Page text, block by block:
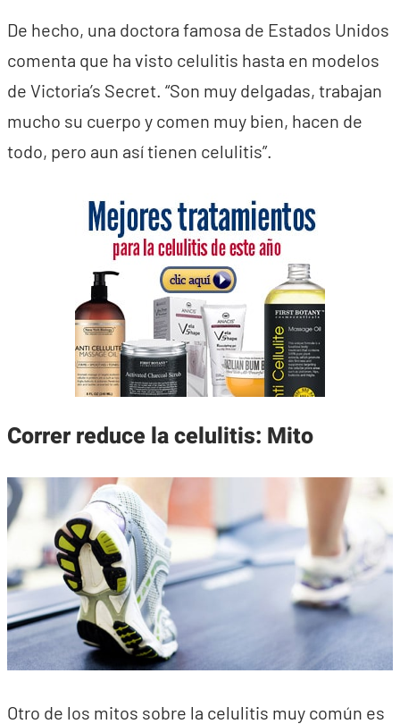
De hecho, una doctora famosa de Estados Unidos
comenta que ha visto celulitis hasta en modelos
de Victoria’s Secret. “Son muy delgadas, trabajan
mucho su cuerpo y comen muy bien, hacen de
todo, pero aun así tienen celulitis”.
Correr reduce la celulitis: Mito
Otro de los mitos sobre la celulitis muy común es